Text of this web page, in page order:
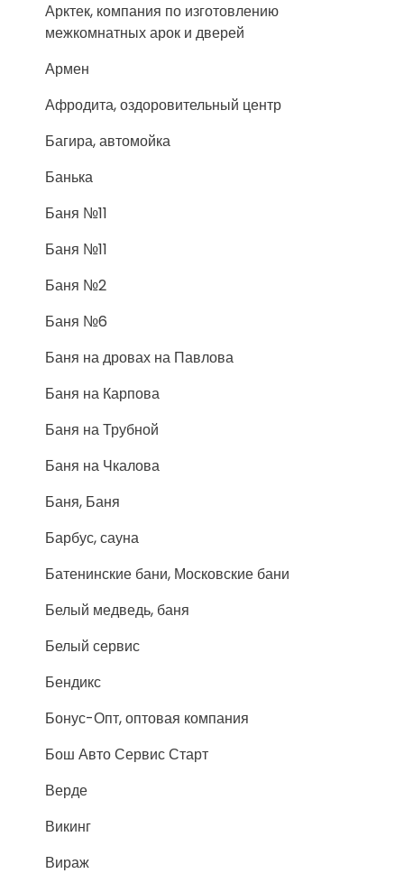
Арктек, компания по изготовлению
межкомнатных арок и дверей
Армен
Афродита, оздоровительный центр
Багира, автомойка
Банька
Баня №11
Баня №11
Баня №2
Баня №6
Баня на дровах на Павлова
Баня на Карпова
Баня на Трубной
Баня на Чкалова
Баня, Баня
Барбус, сауна
Батенинские бани, Московские бани
Белый медведь, баня
Белый сервис
Бендикс
Бонус-Опт, оптовая компания
Бош Авто Сервис Старт
Верде
Викинг
Вираж